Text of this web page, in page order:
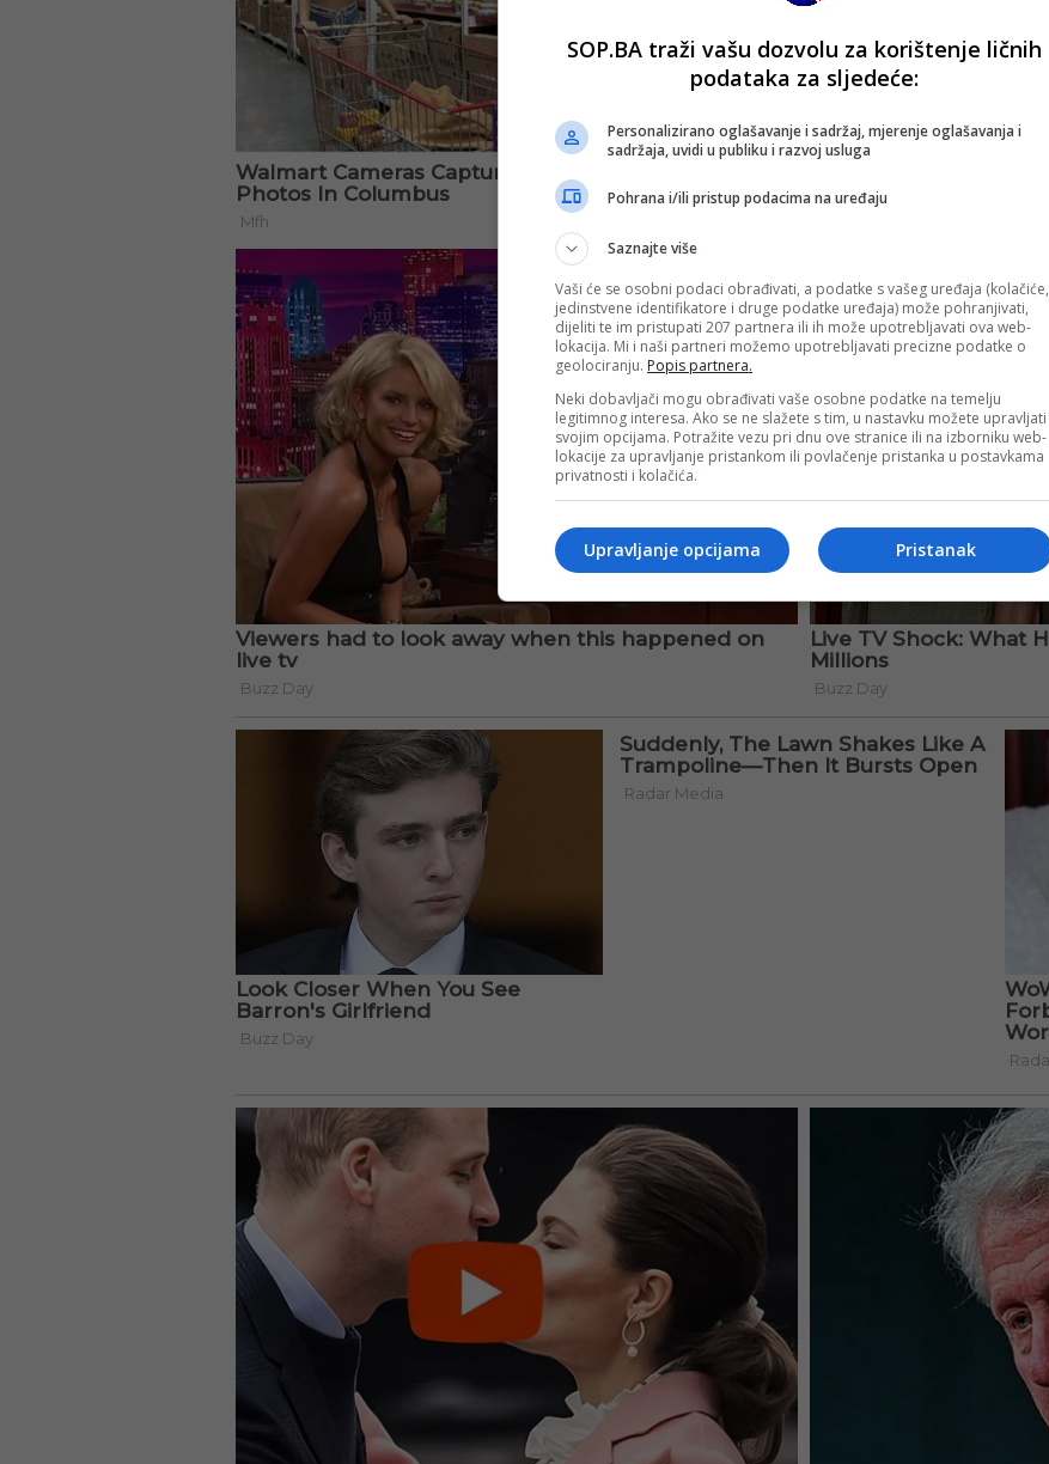
SOP.BA traži vašu dozvolu za korištenje ličnih
podataka za sljedeće:
Personalizirano oglašavanje i sadržaj, mjerenje oglašavanja i
sadržaja, uvidi u publiku i razvoj usluga
Pohrana i/ili pristup podacima na uređaju
Saznajte više
Vaši će se osobni podaci obrađivati, a podatke s vašeg uređaja (kolačiće,
jedinstvene identifikatore i druge podatke uređaja) može pohranjivati,
dijeliti te im pristupati 207 partnera ili ih može upotrebljavati ova web-
lokacija. Mi i naši partneri možemo upotrebljavati precizne podatke o
geolociranju. Popis partnera.
Neki dobavljači mogu obrađivati vaše osobne podatke na temelju
legitimnog interesa. Ako se ne slažete s tim, u nastavku možete upravljati
svojim opcijama. Potražite vezu pri dnu ove stranice ili na izborniku web-
lokacije za upravljanje pristankom ili povlačenje pristanka u postavkama
privatnosti i kolačića.
Pristanak
Upravljanje opcijama